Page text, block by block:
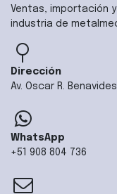
Ventas, importación
industria de
Dirección
Av. Oscar R.
WhatsApp
+51 908 804 736